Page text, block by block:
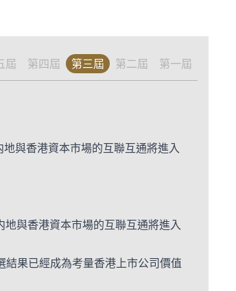
屆 第四屆 第三屆 第二屆 第一屆
與香港資本市場的互聯互通將進入
與香港資本市場的互聯互通將進入
果已經成為考量香港上市公司價值